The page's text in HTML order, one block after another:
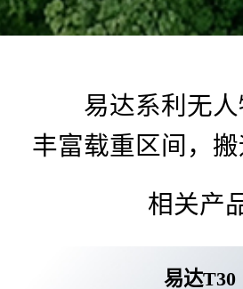
易达系利无
丰富载重区间，
相关产
易达T30